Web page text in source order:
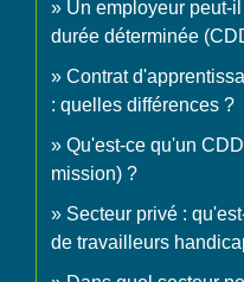
Un employeur peut-
durée déterminée
Contrat
: quelles différences ?
Qu'est-ce qu'un
mission) ?
Secteur privé :
de travailleurs